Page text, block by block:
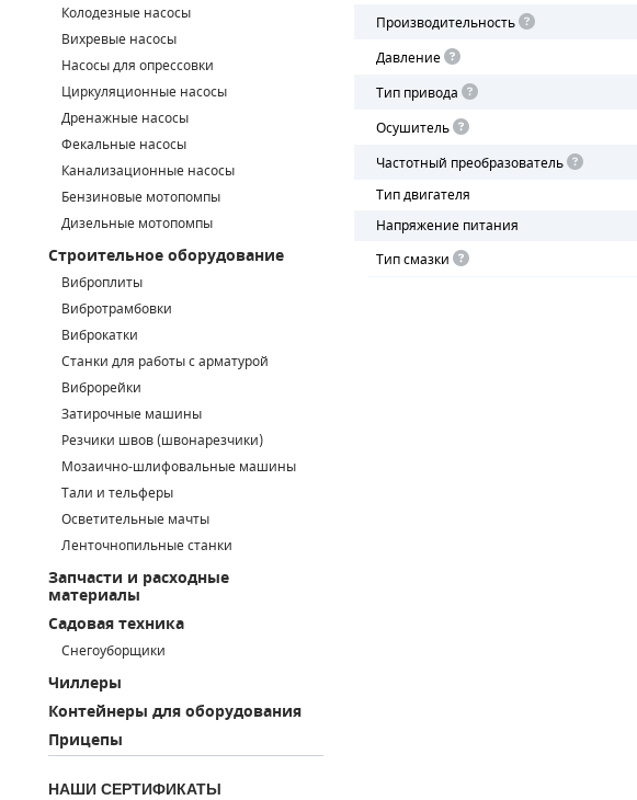
Колодезные насосы
Вихревые насосы
Насосы для опрессовки
Циркуляционные насосы
Дренажные насосы
Фекальные насосы
Канализационные насосы
Бензиновые мотопомпы
Дизельные мотопомпы
Строительное оборудование
Виброплиты
Вибротрамбовки
Виброкатки
Станки для работы с арматурой
Виброрейки
Затирочные машины
Резчики швов (швонарезчики)
Мозаично-шлифовальные машины
Тали и тельферы
Осветительные мачты
Ленточнопильные станки
Запчасти и расходные
материалы
Садовая техника
Снегоуборщики
Чиллеры
Контейнеры для оборудования
Прицепы
НАШИ СЕРТИФИКАТЫ
Производительность
Давление
Тип привода
Осушитель
Частотный преобразователь
Тип двигателя
Напряжение питания
Тип смазки
ДЛЯ АДСОРБЦИОННЫХ ОСУШИТЕЛЕЙ
ЭЛЕКТРОДВИГАТЕЛИ
БЕНЗИНОВЫЕ ДВИГАТЕЛИ
ДИЗЕЛЬНЫЕ ДВИГАТЕЛИ
ФИЛЬТРЫ ТОПЛИВНЫЕ
МОТОРНОЕ МАСЛО
РАДИАТОРЫ
ПОДШИПНИКИ
ПОРШНЕВЫЕ БЛОКИ
ДЕТАЛИ ПОРШНЕВЫХ КОМПРЕССОРОВ
ДЕТАЛИ СПИРАЛЬНЫХ КОМПРЕССОРОВ
ДЕТАЛИ НАСОСНОЙ ЧАСТИ
ДЕТАЛИ ПОГРУЖНЫХ НАСОСОВ
ШЛАНГИ ДЛЯ МОТОПОМП
ДЛЯ ВАКУУМНЫХ НАСОСОВ